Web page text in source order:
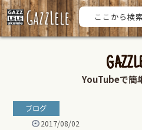
YouTubeで簡
ブログ
2017/08/02